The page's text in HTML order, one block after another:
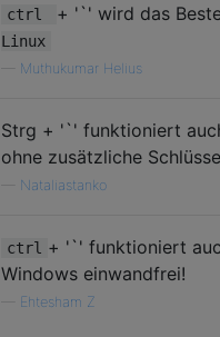
ctrl + '`' wird das
Linux
Muthukumar Helius
Strg + '`' funktioniert
ohne zusätzliche
Nataliastanko
ctrl + '`' funktioniert
Windows einwandfrei!
Ehtesham Z